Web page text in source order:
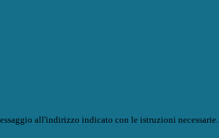
all'indirizzo indicato con le istruzioni necessarie.